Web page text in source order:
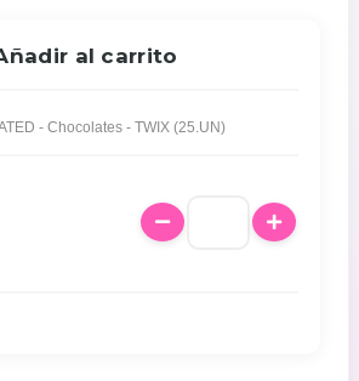
al carrito
- Chocolates - TWIX (25.UN)